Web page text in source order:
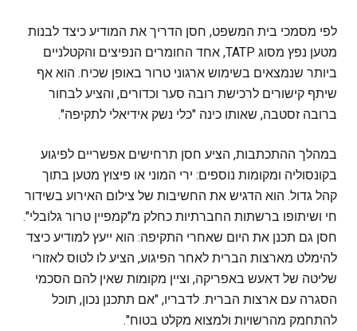
לפי מסמכי בית המשפט, חסן הדריך את המודיע כיצד לבנות
מטען נפץ מסוג TATP, אחד החומרים הנפיצים והקטלניים
ביותר שנמצאים בשימוש ארגוני טרור באופן שכיח. הוא אף
שיתף קישורים לרכישת רובה סער וכדורים, והציע לבחור
ברובה זסטבה, שאותו כינה "כלי נשק אידיאלי לתקיפה".
במהלך ההתכתבות, הציע חסן תרחישים אפשריים לפיגוע
בקונסוליה ומקומות נוספים: ירי המוני או פיצוץ מטען בתוך
קהל גדול. הוא הדגיש את החשיבות של צילום האירוע בשידור
חי ושיתופו ברשתות החברתיות כחלק מ"קמפיין טרור גלובלי".
חסן גם תכנן את היום שאחרי התקיפה: הוא ייעץ למודיע כיצד
להימלט מארצות הברית לאחר הפיגוע, הציע לו לטוס לאזורי
שליטה של דאעש באפריקה, וציין מקומות שאין להם הסכמי
הסגרה עם ארצות הברית. לדבריו, "אם תתכנן נכון, תוכל
להתחמק מהרשויות ולמצוא מקלט בטוח".